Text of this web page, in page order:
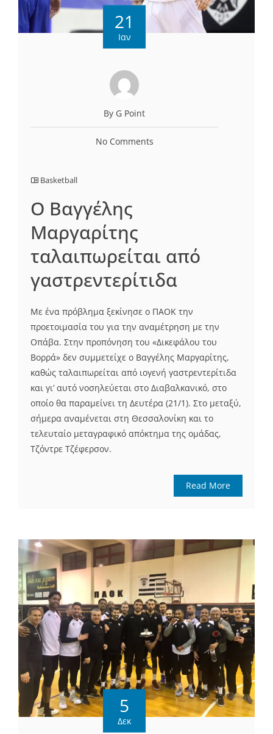
21
Ιαν
By G Point
No Comments
Basketball
O Βαγγέλης
Μαργαρίτης
ταλαιπωρείται από
γαστρεντερίτιδα
Με ένα πρόβλημα ξεκίνησε ο ΠΑΟΚ την
προετοιμασία του για την αναμέτρηση με την
Οπάβα. Στην προπόνηση του «Δικεφάλου του
Βορρά» δεν συμμετείχε ο Βαγγέλης Μαργαρίτης,
καθώς ταλαιπωρείται από ιογενή γαστρεντερίτιδα
και γι’ αυτό νοσηλεύεται στο Διαβαλκανικό, στο
οποίο θα παραμείνει τη Δευτέρα (21/1). Στο μεταξύ,
σήμερα αναμένεται στη Θεσσαλονίκη και το
τελευταίο μεταγραφικό απόκτημα της ομάδας,
Τζόντρε Τζέφερσον.
Read More
5
Δεκ